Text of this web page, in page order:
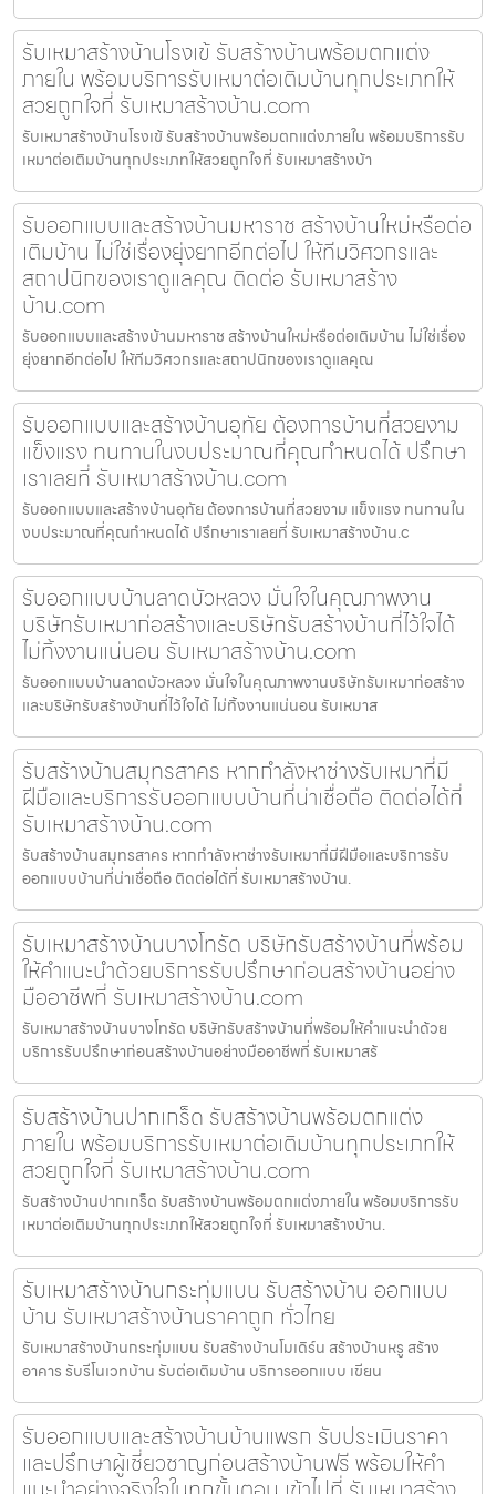
รับเหมาสร้างบ้านโรงเข้ รับสร้างบ้านพร้อมตกแต่ง
ภายใน พร้อมบริการรับเหมาต่อเติมบ้านทุกประเภทให้
สวยถูกใจที่ รับเหมาสร้างบ้าน.com
รับเหมาสร้างบ้านโรงเข้ รับสร้างบ้านพร้อมตกแต่งภายใน พร้อมบริการรับ
เหมาต่อเติมบ้านทุกประเภทให้สวยถูกใจที่ รับเหมาสร้างบ้า
รับออกแบบและสร้างบ้านมหาราช สร้างบ้านใหม่หรือต่อ
เติมบ้าน ไม่ใช่เรื่องยุ่งยากอีกต่อไป ให้ทีมวิศวกรและ
สถาปนิกของเราดูแลคุณ ติดต่อ รับเหมาสร้าง
บ้าน.com
รับออกแบบและสร้างบ้านมหาราช สร้างบ้านใหม่หรือต่อเติมบ้าน ไม่ใช่เรื่อง
ยุ่งยากอีกต่อไป ให้ทีมวิศวกรและสถาปนิกของเราดูแลคุณ
รับออกแบบและสร้างบ้านอุทัย ต้องการบ้านที่สวยงาม
แข็งแรง ทนทานในงบประมาณที่คุณกำหนดได้ ปรึกษา
เราเลยที่ รับเหมาสร้างบ้าน.com
รับออกแบบและสร้างบ้านอุทัย ต้องการบ้านที่สวยงาม แข็งแรง ทนทานใน
งบประมาณที่คุณกำหนดได้ ปรึกษาเราเลยที่ รับเหมาสร้างบ้าน.c
รับออกแบบบ้านลาดบัวหลวง มั่นใจในคุณภาพงาน
บริษัทรับเหมาก่อสร้างและบริษัทรับสร้างบ้านที่ไว้ใจได้
ไม่ทิ้งงานแน่นอน รับเหมาสร้างบ้าน.com
รับออกแบบบ้านลาดบัวหลวง มั่นใจในคุณภาพงานบริษัทรับเหมาก่อสร้าง
และบริษัทรับสร้างบ้านที่ไว้ใจได้ ไม่ทิ้งงานแน่นอน รับเหมาส
รับสร้างบ้านสมุทรสาคร หากกำลังหาช่างรับเหมาที่มี
ฝีมือและบริการรับออกแบบบ้านที่น่าเชื่อถือ ติดต่อได้ที่
รับเหมาสร้างบ้าน.com
รับสร้างบ้านสมุทรสาคร หากกำลังหาช่างรับเหมาที่มีฝีมือและบริการรับ
ออกแบบบ้านที่น่าเชื่อถือ ติดต่อได้ที่ รับเหมาสร้างบ้าน.
รับเหมาสร้างบ้านบางโทรัด บริษัทรับสร้างบ้านที่พร้อม
ให้คำแนะนำด้วยบริการรับปรึกษาก่อนสร้างบ้านอย่าง
มืออาชีพที่ รับเหมาสร้างบ้าน.com
รับเหมาสร้างบ้านบางโทรัด บริษัทรับสร้างบ้านที่พร้อมให้คำแนะนำด้วย
บริการรับปรึกษาก่อนสร้างบ้านอย่างมืออาชีพที่ รับเหมาสร้
รับสร้างบ้านปากเกร็ด รับสร้างบ้านพร้อมตกแต่ง
ภายใน พร้อมบริการรับเหมาต่อเติมบ้านทุกประเภทให้
สวยถูกใจที่ รับเหมาสร้างบ้าน.com
รับสร้างบ้านปากเกร็ด รับสร้างบ้านพร้อมตกแต่งภายใน พร้อมบริการรับ
เหมาต่อเติมบ้านทุกประเภทให้สวยถูกใจที่ รับเหมาสร้างบ้าน.
รับเหมาสร้างบ้านกระทุ่มแบน รับสร้างบ้าน ออกแบบ
บ้าน รับเหมาสร้างบ้านราคาถูก ทั่วไทย
รับเหมาสร้างบ้านกระทุ่มแบน รับสร้างบ้านโมเดิร์น สร้างบ้านหรู สร้าง
อาคาร รับรีโนเวทบ้าน รับต่อเติมบ้าน บริการออกแบบ เขียน
รับออกแบบและสร้างบ้านบ้านแพรก รับประเมินราคา
และปรึกษาผู้เชี่ยวชาญก่อนสร้างบ้านฟรี พร้อมให้คำ